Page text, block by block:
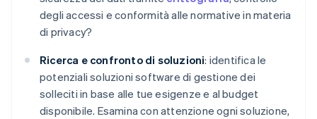
degli accessi e conformità alle normative in materia
di privacy?
Ricerca e confronto di soluzioni: identifica le
potenziali soluzioni software di gestione dei
solleciti in base alle tue esigenze e al budget
disponibile. Esamina con attenzione ogni soluzione,